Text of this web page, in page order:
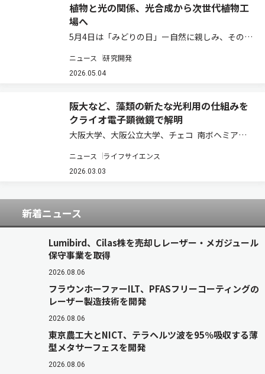
植物と光の関係、光合成から次世代植物工
場へ
5月4日は「みどりの日」ー自然に親しみ、その恩
る機会でもある。植物の成長を支えているものの
一つが「光」である。太陽光を受けた植物は、光
ニュース 研究開発
2026.05.04
阪大など、藻類の新たな光利用の仕組みを
クライオ電子顕微鏡で解明
大阪大学、大阪公立大学、チェコ 南ボヘミア大
真正眼点藻Trachydiscus minutusの光合成アン
テナrVCPの立体構造を2.4Åの高分解能で解明し
ニュース ライフサイエンス
2026.03.03
新着ニュース
Lumibird、Cilas株を売却しレーザー・メガジュール
保守事業を取得
2026.08.06
フラウンホーファーILT、PFASフリーコーティングの
レーザー製造技術を開発
2026.08.06
東京農工大とNICT、テラヘルツ波を95％吸収する薄
型メタサーフェスを開発
2026.08.06